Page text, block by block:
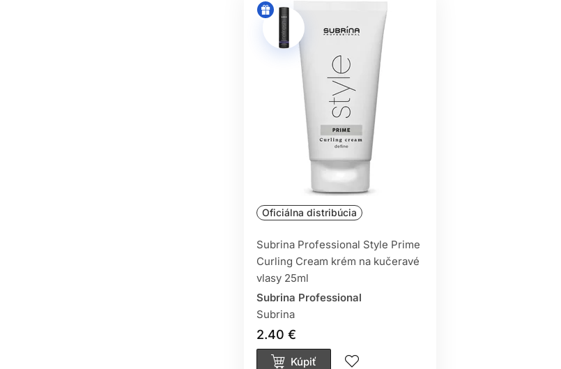
Oficiálna distribúcia
Subrina Professional Style Prime
Curling Cream krém na kučeravé
vlasy 25ml
Subrina Professional
Subrina
2.40 €
Kúpiť